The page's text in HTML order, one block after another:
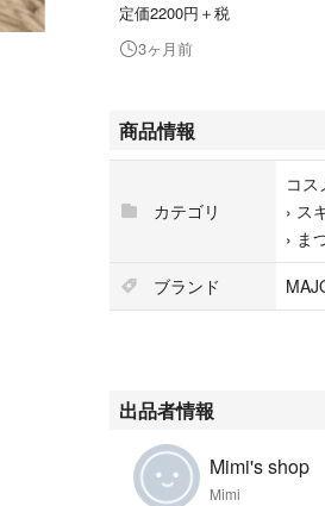
定価2200円＋税
3ヶ月前
商品情報
カテゴリ
コス
› ス
› ま
ブランド
出品者情報
Mimi's shop
Mimi